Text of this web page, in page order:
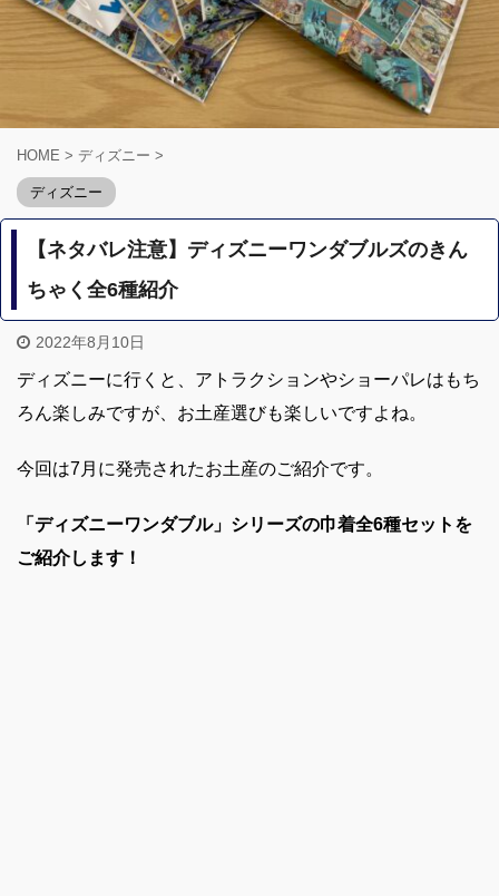
HOME > ディズニー >
ディズニー
【ネタバレ注意】ディズニーワンダブルズのきん
ちゃく全6種紹介
2022年8月10日
ディズニーに行くと、アトラクションやショーパレはもち
ろん楽しみですが、お土産選びも楽しいですよね。
今回は7月に発売されたお土産のご紹介です。
「ディズニーワンダブル」シリーズの巾着全6種セットを
ご紹介します！